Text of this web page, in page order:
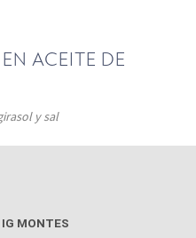
ACEITE DE
y sal
MONTES